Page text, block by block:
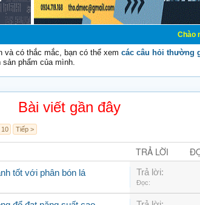
Chào mừng các
và có thắc mắc, bạn có thể xem các câu hỏi thường
sản phẩm của mình.
Bài viết gần đây
10 Tiếp >
TRẢ LỜI
tốt với phân bón lá Trả lời:
Đọc: